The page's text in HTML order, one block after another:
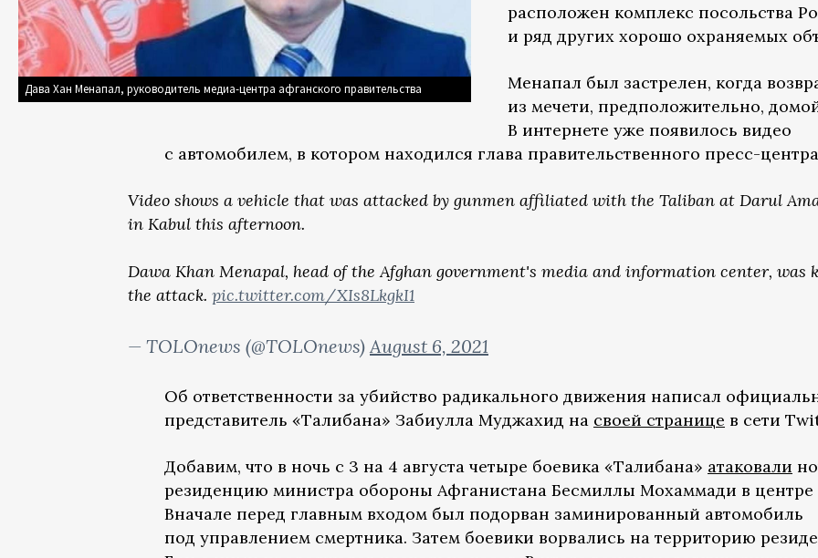
Дава Хан Менапал, руководитель медиа-центра афганского правительства
расположен комплекс посольства
и ряд других хорошо охраняемых
Менапал был застрелен, когда
из мечети, предположительно,
В интернете уже появилось видео
с автомобилем, в котором находился глава правительственного пресс-
Video shows a vehicle that was attacked by gunmen affiliated with the Taliban at Darul
in Kabul this afternoon.
Dawa Khan Menapal, head of the Afghan government's media and information center, was
the attack. pic.twitter.com/XIs8LkgkI1
— TOLOnews (@TOLOnews)August 6, 2021
Об ответственности за убийство радикального движения написал
представитель «Талибана» Забиулла Муджахид на своей странице в сети
Добавим, что в ночь с 3 на 4 августа четыре боевика «Талибана» атаковали
резиденцию министра обороны Афганистана Бесмиллы Мохаммади в центре
Вначале перед главным входом был подорван заминированный автомобиль
под управлением смертника. Затем боевики ворвались на территорию